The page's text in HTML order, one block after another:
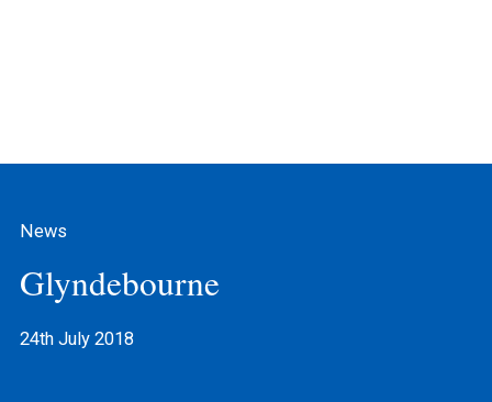
News
Glyndebourne
24th July 2018